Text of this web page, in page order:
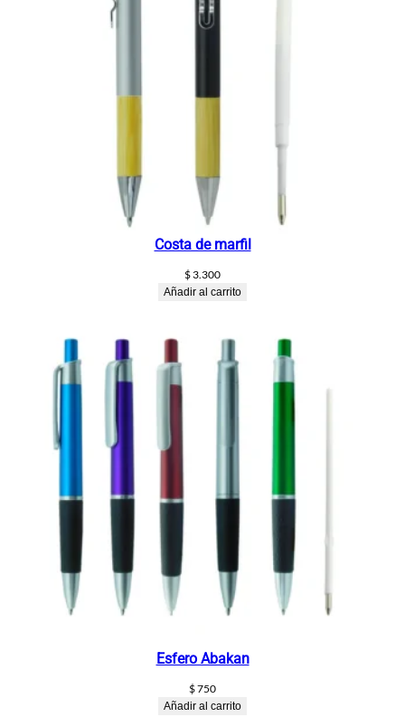
Costa de marfil
$3.300
Añadir al carrito
Esfero Abakan
$750
Añadir al carrito